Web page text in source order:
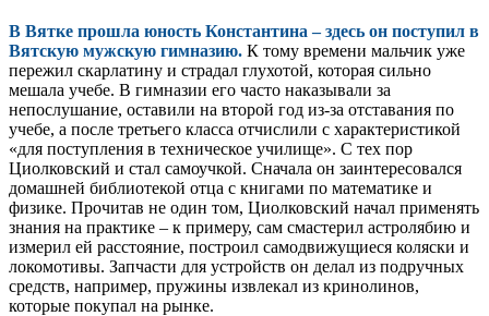
В Вятке прошла юность Константина – здесь он поступил в
Вятскую мужскую гимназию. К тому времени мальчик уже
пережил скарлатину и страдал глухотой, которая сильно
мешала учебе. В гимназии его часто наказывали за
непослушание, оставили на второй год из-за отставания по
учебе, а после третьего класса отчислили с характеристикой
«для поступления в техническое училище». С тех пор
Циолковский и стал самоучкой. Сначала он заинтересовался
домашней библиотекой отца с книгами по математике и
физике. Прочитав не один том, Циолковский начал применять
знания на практике – к примеру, сам смастерил астролябию и
измерил ей расстояние, построил самодвижущиеся коляски и
локомотивы. Запчасти для устройств он делал из подручных
средств, например, пружины извлекал из кринолинов,
которые покупал на рынке.